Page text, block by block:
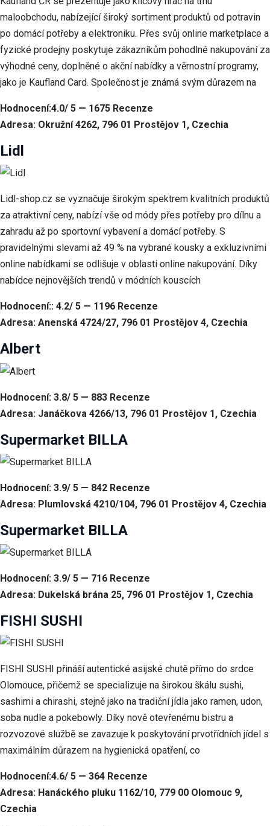
maloobchodu, nabízející široký sortiment produktů od potravin
po domácí potřeby a elektroniku. Přes svůj online marketplace a
fyzické prodejny poskytuje zákazníkům pohodlné nakupování za
výhodné ceny, doplněné o akční nabídky a věrnostní programy,
jako je Kaufland Card. Společnost je známá svým důrazem na
Hodnocení:4.0/ 5 — 1675 Recenze
Adresa: Okružní 4262, 796 01 Prostějov 1, Czechia
Lidl
Lidl-shop.cz se vyznačuje širokým spektrem kvalitních produktů
za atraktivní ceny, nabízí vše od módy přes potřeby pro dílnu a
zahradu až po sportovní vybavení a domácí potřeby. S
pravidelnými slevami až 49 % na vybrané kousky a exkluzivními
online nabídkami se odlišuje v oblasti online nakupování. Díky
nabídce nejnovějších trendů v módních kouscích
Hodnocení:: 4.2/ 5 — 1196 Recenze
Adresa: Anenská 4724/27, 796 01 Prostějov 4, Czechia
Albert
Hodnocení: 3.8/ 5 — 883 Recenze
Adresa: Janáčkova 4266/13, 796 01 Prostějov 1, Czechia
Supermarket BILLA
Hodnocení: 3.9/ 5 — 842 Recenze
Adresa: Plumlovská 4210/104, 796 01 Prostějov 4, Czechia
Supermarket BILLA
Hodnocení: 3.9/ 5 — 716 Recenze
Adresa: Dukelská brána 25, 796 01 Prostějov 1, Czechia
FISHI SUSHI
FISHI SUSHI přináší autentické asijské chutě přímo do srdce
Olomouce, přičemž se specializuje na širokou škálu sushi,
sashimi a chirashi, stejně jako na tradiční jídla jako ramen, udon,
soba nudle a pokebowly. Díky nově otevřenému bistru a
rozvozové službě se zavazuje k poskytování prvotřídních jídel s
maximálním důrazem na hygienická opatření, co
Hodnocení:4.6/ 5 — 364 Recenze
Adresa: Hanáckého pluku 1162/10, 779 00 Olomouc 9,
Czechia